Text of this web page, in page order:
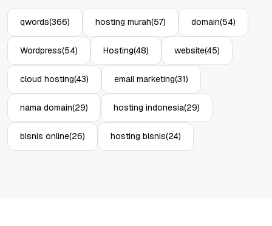
qwords(366) hosting murah(57) domain(54)
Wordpress(54) Hosting(48) website(45)
cloud hosting(43) email marketing(31)
nama domain(29) hosting indonesia(29)
bisnis online(26) hosting bisnis(24)